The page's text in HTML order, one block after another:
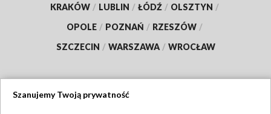
KRAKÓW / LUBLIN / ŁÓDŹ / OLSZTYN /
OPOLE / POZNAŃ / RZESZÓW /
SZCZECIN / WARSZAWA / WROCŁAW
Szanujemy Twoją prywatność